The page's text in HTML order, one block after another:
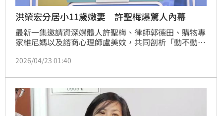
洪榮宏分居小11歲嫩妻 許聖梅爆驚人內幕
最新一集邀請資深媒體人許聖梅、律師郭德田、購物專
家維尼媽以及諮商心理師盧美妏，共同剖析「動不動離
媒體人許聖梅細數演藝圈近期感情風波，提及62歲歌王
狀況。蔡維歆
2026/04/23 01:40